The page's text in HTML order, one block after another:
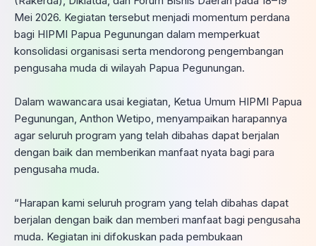
Mei 2026. Kegiatan tersebut menjadi momentum perdana
bagi HIPMI Papua Pegunungan dalam memperkuat
konsolidasi organisasi serta mendorong pengembangan
pengusaha muda di wilayah Papua Pegunungan.
‎Dalam wawancara usai kegiatan, Ketua Umum HIPMI Papua
Pegunungan, Anthon Wetipo, menyampaikan harapannya
agar seluruh program yang telah dibahas dapat berjalan
dengan baik dan memberikan manfaat nyata bagi para
pengusaha muda.
‎“Harapan kami seluruh program yang telah dibahas dapat
berjalan dengan baik dan memberi manfaat bagi pengusaha
muda. Kegiatan ini difokuskan pada pembukaan